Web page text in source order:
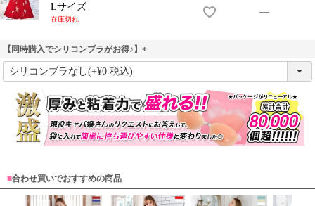
Lサイズ
在庫切れ
—
【同時購入でシリコンブラがお得♪】
(
)
■合わせ買いでおすすめの商品